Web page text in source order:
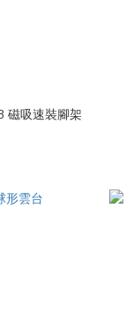
磁吸速裝腳架